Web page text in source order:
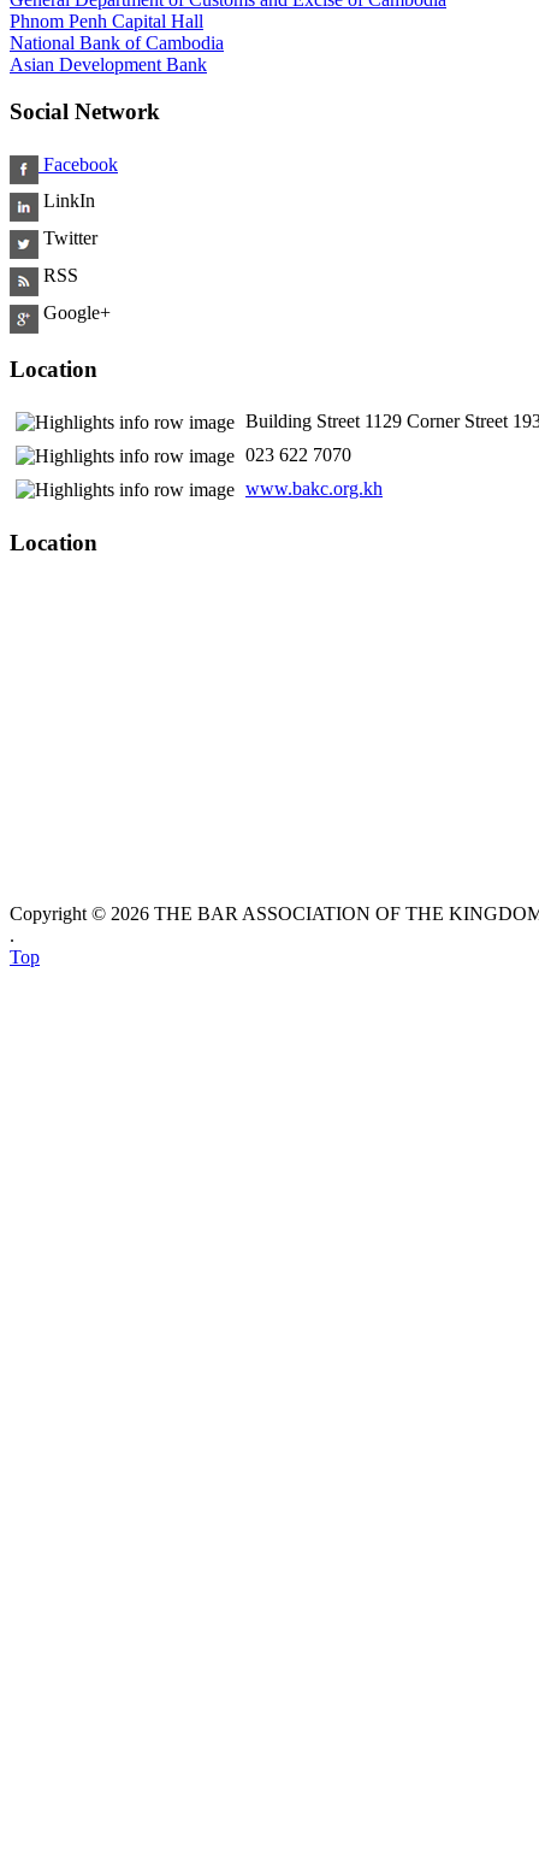
Phnom Penh Capital Hall
National Bank of Cambodia
Asian Development Bank
Social Network
Facebook
LinkIn
Twitter
RSS
Google+
Location
Building Street 1129 Corner Street
​ 023 622 7070
www.bakc.org.kh
Location
Copyright © 2026 THE BAR ASSOCIATION OF THE
.
Top